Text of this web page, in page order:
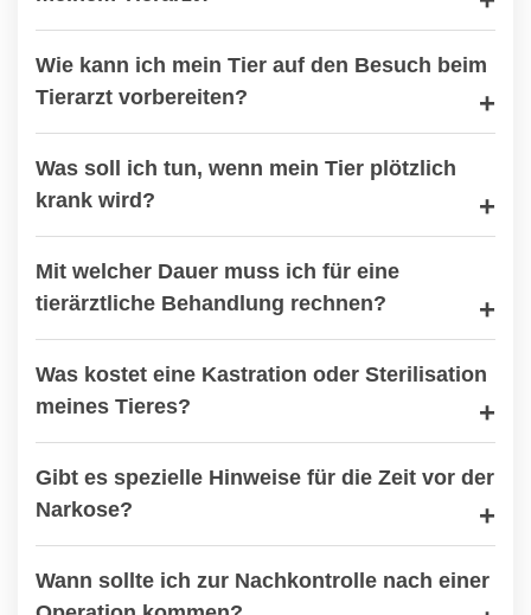
Wie kann ich mein Tier auf den Besuch beim
Tierarzt vorbereiten?
Was soll ich tun, wenn mein Tier plötzlich
krank wird?
Mit welcher Dauer muss ich für eine
tierärztliche Behandlung rechnen?
Was kostet eine Kastration oder Sterilisation
meines Tieres?
Gibt es spezielle Hinweise für die Zeit vor der
Narkose?
Wann sollte ich zur Nachkontrolle nach einer